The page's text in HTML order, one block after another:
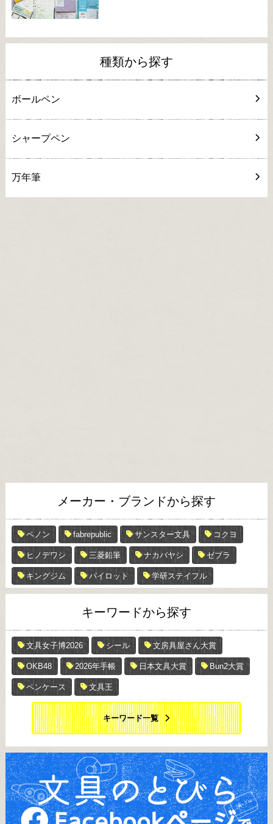
種類から探す
ボールペン
シャープペン
万年筆
メーカー・ブランドから探す
ペノン fabrepublic サンスター文具 コクヨ
ヒノデワシ 三菱鉛筆 ナカバヤシ ゼブラ
キングジム パイロット 学研ステイフル
キーワードから探す
文具女子博2026 シール 文房具屋さん大賞
OKB48 2026年手帳 日本文具大賞 Bun2大賞
ペンケース 文具王
キーワード一覧